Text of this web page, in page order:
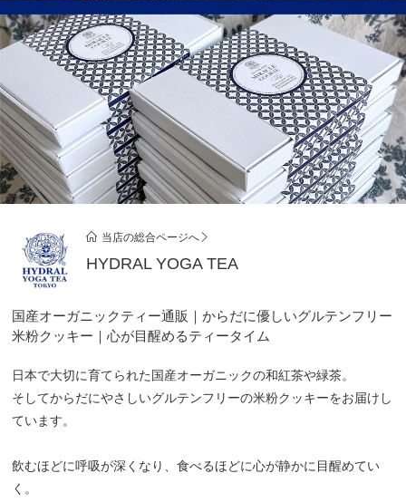
当店の総合ページへ
HYDRAL YOGA TEA
国産オーガニックティー通販｜からだに優しいグルテンフリー
米粉クッキー｜心が目醒めるティータイム
日本で大切に育てられた国産オーガニックの和紅茶や緑茶。
そしてからだにやさしいグルテンフリーの米粉クッキーをお届けし
ています。
飲むほどに呼吸が深くなり、食べるほどに心が静かに目醒めてい
く。